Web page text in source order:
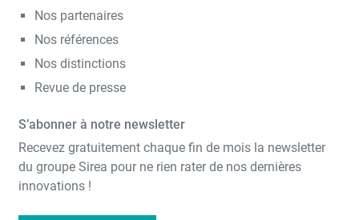
Nos partenaires
Nos références
Nos distinctions
Revue de presse
S’abonner à notre newsletter
Recevez gratuitement chaque fin de mois la newsletter
du groupe Sirea pour ne rien rater de nos dernières
innovations !